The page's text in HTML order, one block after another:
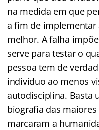
na medida em que
a fim de
melhor. A falha
serve para testar o
pessoa tem de
indivíduo ao menos
autodisciplina. Basta
biografia das
marcaram a